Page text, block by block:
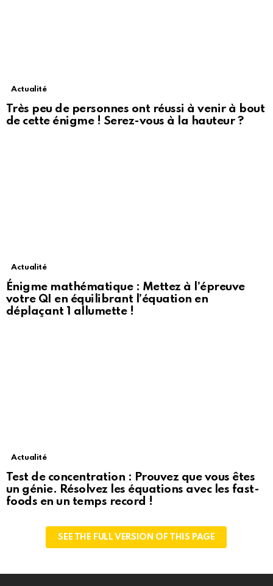
Actualité
Très peu de personnes ont réussi à venir à bout
de cette énigme ! Serez-vous à la hauteur ?
Actualité
Énigme mathématique : Mettez à l’épreuve
votre QI en équilibrant l’équation en
déplaçant 1 allumette !
Actualité
Test de concentration : Prouvez que vous êtes
un génie. Résolvez les équations avec les fast-
foods en un temps record !
SEE THE FULL VERSION OF THIS PAGE